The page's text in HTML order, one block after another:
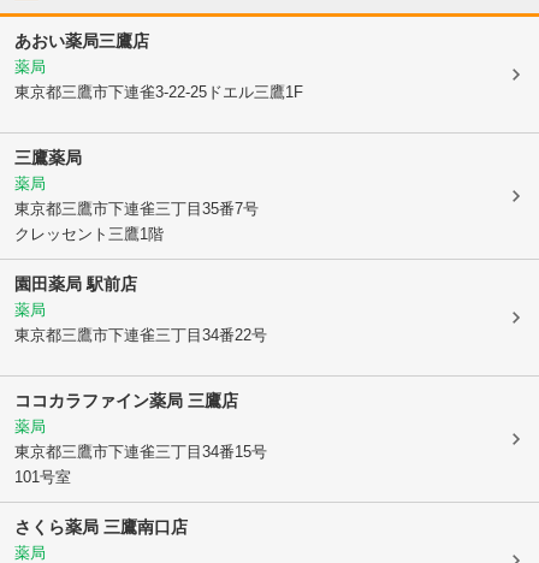
あおい薬局三鷹店
薬局
東京都三鷹市下連雀3-22-25ドエル三鷹1F
三鷹薬局
薬局
東京都三鷹市下連雀三丁目35番7号
クレッセント三鷹1階
園田薬局 駅前店
薬局
東京都三鷹市下連雀三丁目34番22号
ココカラファイン薬局 三鷹店
薬局
東京都三鷹市下連雀三丁目34番15号
101号室
さくら薬局 三鷹南口店
薬局